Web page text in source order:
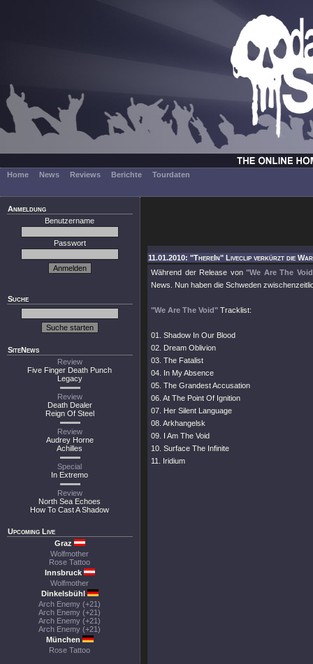
Home News Reviews Berichte Tourdaten
Anmeldung
Benutzername
Passwort
Suche
SiteNews
Review
Five Finger Death Punch
Legacy
Review
Death Dealer
Reign Of Steel
Review
Audrey Horne
Achilles
Special
In Extremo
Review
North Sea Echoes
How To Cast A Shadow
Upcoming Live
Graz
Wolfmother
Rose Tattoo
Innsbruck
Wolfmother
Dinkelsbühl
Arch Enemy (+21)
Arch Enemy (+21)
Arch Enemy (+21)
Arch Enemy (+21)
München
Rose Tattoo
11.01.2010: "ThereIn" Liveclip verkürzt die
Während der Release von"We Are The
News. Nun haben die Schweden
"We Are The Void" Tracklist:
01. Shadow In Our Blood
02. Dream Oblivion
03. The Fatalist
04. In My Absence
05. The Grandest Accusation
06. At The Point Of Ignition
07. Her Silent Language
08. Arkhangelsk
09. I Am The Void
10. Surface The Infinite
11. Iridium